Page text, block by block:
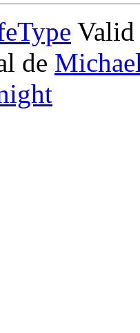
de